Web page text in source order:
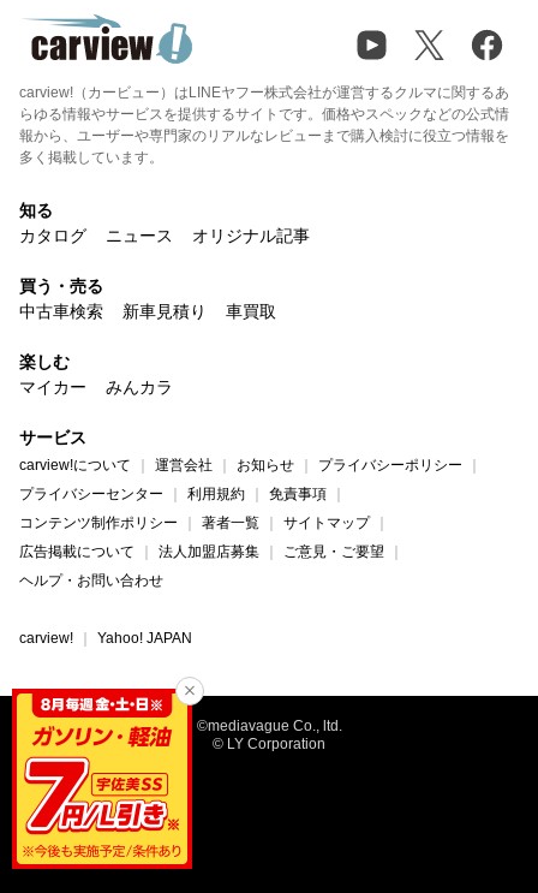
carview!（カービュー）はLINEヤフー株式会社が運営するクルマに関するあ
らゆる情報やサービスを提供するサイトです。価格やスペックなどの公式情
報から、ユーザーや専門家のリアルなレビューまで購入検討に役立つ情報を
多く掲載しています。
知る
カタログ
ニュース オリジナル記事
買う・売る
中古車検索
新車見積り 車買取
楽しむ
マイカー
みんカラ
サービス
carview!について 運営会社 お知らせ
プライバシーポリシー
プライバシーセンター
利用規約
免責事項
コンテンツ制作ポリシー
著者一覧
サイトマップ
広告掲載について
法人加盟店募集
ご意見・ご要望
ヘルプ・お問い合わせ
carview! Yahoo! JAPAN
©mediavague Co., ltd.
© LY Corporation